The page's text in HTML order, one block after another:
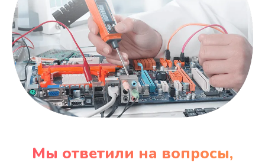
Мы ответили на вопросы,